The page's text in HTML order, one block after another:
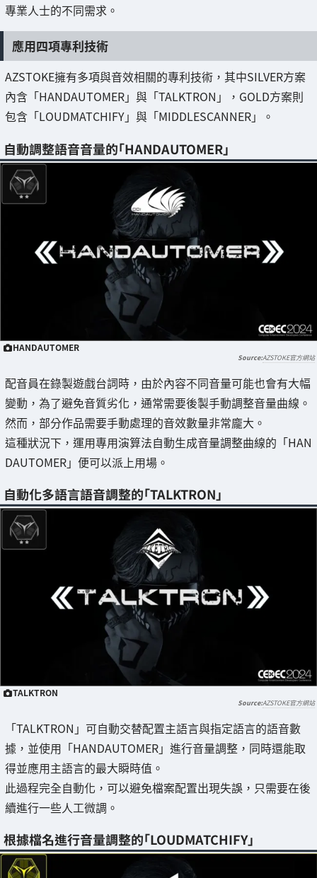
專業人士的不同需求。
應用四項專利技術
AZSTOKE擁有多項與音效相關的專利技術，其中SILVER方案
內含「HANDAUTOMER」與「TALKTRON」，GOLD方案則
包含「LOUDMATCHIFY」與「MIDDLESCANNER」。
自動調整語音音量的「HANDAUTOMER」
HANDAUTOMER
AZSTOKE官方網站
配音員在錄製遊戲台詞時，由於內容不同音量可能也會有大幅
變動，為了避免音質劣化，通常需要後製手動調整音量曲線。
然而，部分作品需要手動處理的音效數量非常龐大。
這種狀況下，運用專用演算法自動生成音量調整曲線的「HAN
DAUTOMER」便可以派上用場。
自動化多語言語音調整的「TALKTRON」
TALKTRON
AZSTOKE官方網站
「TALKTRON」可自動交替配置主語言與指定語言的語音數
據，並使用「HANDAUTOMER」進行音量調整，同時還能取
得並應用主語言的最大瞬時值。
此過程完全自動化，可以避免檔案配置出現失誤，只需要在後
續進行一些人工微調。
根據檔名進行音量調整的「LOUDMATCHIFY」